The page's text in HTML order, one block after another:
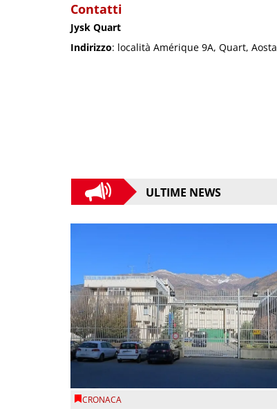
Contatti
Jysk Quart
Indirizzo: località Amérique 9A, Quart, Aosta
ULTIME NEWS
CRONACA